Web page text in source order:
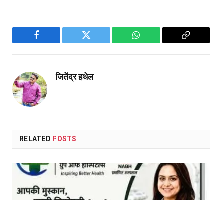
Facebook Twitter WhatsApp
Copy
जितेंद्र हथेल
RELATED POSTS